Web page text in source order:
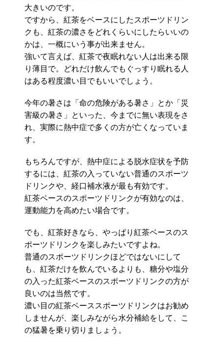
大きいのです。
ですから、紅茶をベースにしたスポーツドリン
クも、紅茶の濃さをどれくらいにしたらいいの
かは、一概にいう事が出来ません。
強いて言えば、紅茶で夜眠れない人は出来る限
り薄目で。どれだけ飲んでもぐっすり眠れる人
はある程度濃い目でもいいでしょう。
今年の暑さは「命の危険がある暑さ」とか「災
害級の暑さ」といった、今までに無い表現をさ
れ、実際に熱中症で多くの方が亡くなっていま
す。
もちろんですが、熱中症による脱水症状を予防
するには、紅茶の入っていない普通のスポーツ
ドリンクや、経口補水液が最も有効です。
紅茶ベースのスポーツドリンクが有効なのは、
運動能力を高めたい場合です。
でも、紅茶好きなら、やっぱり紅茶ベースのス
ポーツドリンクを楽しみたいですよね。
普通のスポーツドリンクほどではないにして
も、紅茶だけを飲んでいるよりも、糖分や塩分
の入った紅茶ベースのスポーツドリンクの方が
良いのは当然です。
濃い目の紅茶ベーススポーツドリンクはお勧め
しませんが、楽しみながら水分補給をして、こ
の猛暑を乗り切りましょう。